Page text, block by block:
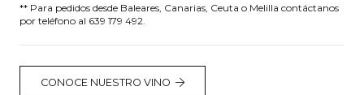
Viejísimo
25
años
** Para pedidos desde Baleares, Canarias, Ceuta o Melilla contáctanos
por teléfono al 639 179 492.
CONOCE NUESTRO VINO